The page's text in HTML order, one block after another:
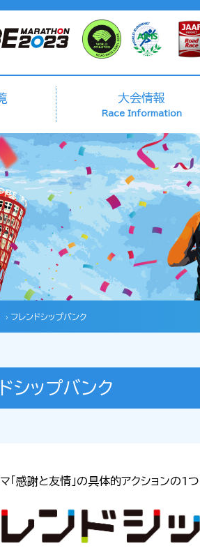
大会情報
Race Information
› フレンドシップバンク
シップバンク
「感謝と友情」の具体的アクションの1